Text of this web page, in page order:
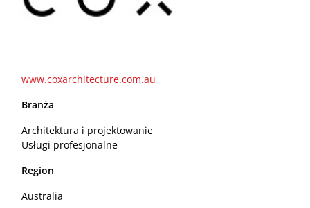
www.coxarchitecture.com.au
Branża
Architektura i projektowanie
Usługi profesjonalne
Region
Australia